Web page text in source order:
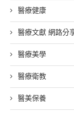
醫療健康
醫療文獻 網路分
醫療美學
醫療衛教
醫美保養